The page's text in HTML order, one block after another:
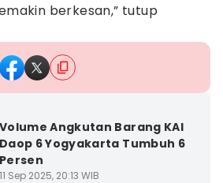
berkesan,” tutup
Volume Angkutan Barang KAI
Daop 6 Yogyakarta Tumbuh 6
Persen
11 Sep 2025, 20:13 WIB